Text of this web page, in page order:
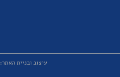
עיצוב ובניית האתר: